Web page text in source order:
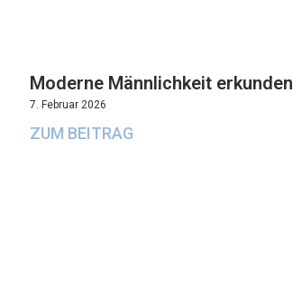
Moderne Männlichkeit erkunden
7. Februar 2026
ZUM BEITRAG